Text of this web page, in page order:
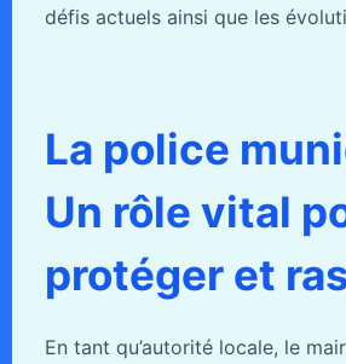
défis actuels ainsi que les
La police
Un rôle vital
protéger et
En tant qu’autorité locale, le